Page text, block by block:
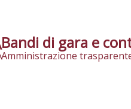
Bandi di gara e
Amministrazione